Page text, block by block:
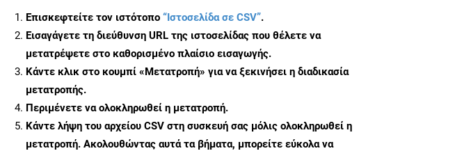
Επισκεφτείτε τον ιστότοπο “Ιστοσελίδα σε CSV”.
Εισαγάγετε τη διεύθυνση URL της ιστοσελίδας που θέλετε να
μετατρέψετε στο καθορισμένο πλαίσιο εισαγωγής.
Κάντε κλικ στο κουμπί «Μετατροπή» για να ξεκινήσει η διαδικασία
μετατροπής.
Περιμένετε να ολοκληρωθεί η μετατροπή.
Κάντε λήψη του αρχείου CSV στη συσκευή σας μόλις ολοκληρωθεί η
μετατροπή. Ακολουθώντας αυτά τα βήματα, μπορείτε εύκολα να